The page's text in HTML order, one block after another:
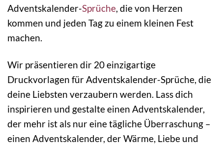
Adventskalender-Sprüche, die von Herzen
kommen und jeden Tag zu einem kleinen Fest
machen.
Wir präsentieren dir 20 einzigartige
Druckvorlagen für Adventskalender-Sprüche, die
deine Liebsten verzaubern werden. Lass dich
inspirieren und gestalte einen Adventskalender,
der mehr ist als nur eine tägliche Überraschung –
einen Adventskalender, der Wärme, Liebe und